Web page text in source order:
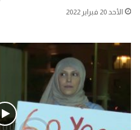
الأحد 20 فبراير 2022